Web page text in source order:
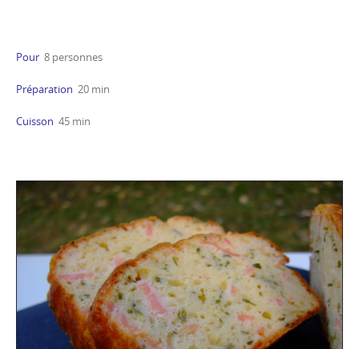
Pour 8 personnes
Préparation 20 min
Cuisson 45 min